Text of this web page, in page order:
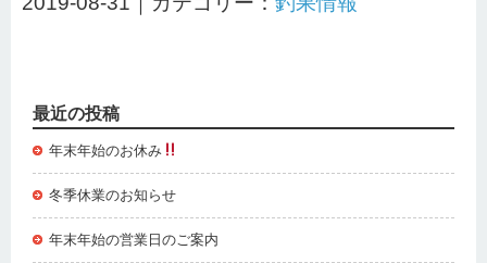
最近の投稿
年末年始のお休み
冬季休業のお知らせ
年末年始の営業日のご案内